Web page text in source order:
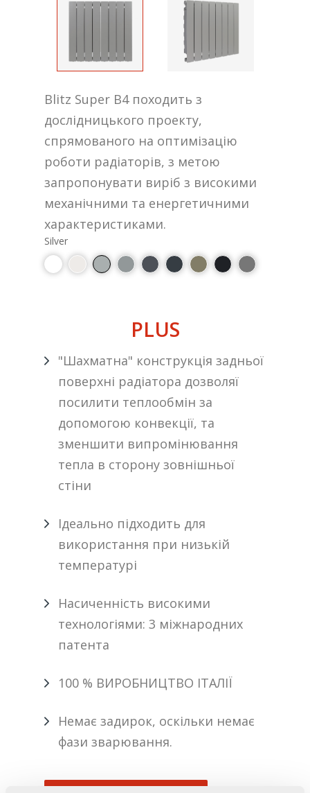
Blitz Super B4 походить з
дослідницького проекту,
спрямованого на оптимізацію
роботи радіаторів, з метою
запропонувати виріб з високими
механічними та енергетичними
характеристиками.
Silver
PLUS
"Шахматна" конструкція задньої
поверхні радіатора дозволяї
посилити теплообмін за
допомогою конвекції, та
зменшити випромінювання
тепла в сторону зовнішньої
стіни
Ідеально підходить для
використання при низькій
температурі
Насиченність високими
технологіями: 3 міжнародних
патента
100 % ВИРОБНИЦТВО ІТАЛІЇ
Немає задирок, оскільки немає
фази зварювання.